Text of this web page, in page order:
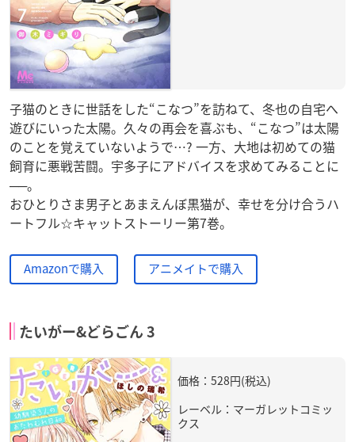
子猫のときに世話をした“こなつ”を訪ねて、冬也の自宅へ
遊びにいった太陽。久々の再会を喜ぶも、“こなつ”は太陽
のことを覚えていないようで…? 一方、大地は初めての猫
飼育に悪戦苦闘。宇多子にアドバイスを求めてみることに
──。
おひとりさま男子とあまえんぼ黒猫が、幸せを分け合うハ
ートフル☆キャットストーリー第7巻。
Amazonで購入 アニメイトで購入
たいがー&どらごん 3
価格：528円(税込)
レーベル：マーガレットコミッ
クス